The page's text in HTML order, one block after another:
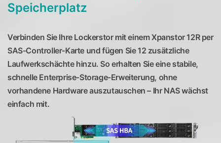
Speicherplatz
Verbinden Sie Ihre Lockerstor mit einem Xpanstor 12R per
SAS-Controller-Karte und fügen Sie 12 zusätzliche
Laufwerkschächte hinzu. So erhalten Sie eine stabile,
schnelle Enterprise-Storage-Erweiterung, ohne
vorhandene Hardware auszutauschen – Ihr NAS wächst
einfach mit.